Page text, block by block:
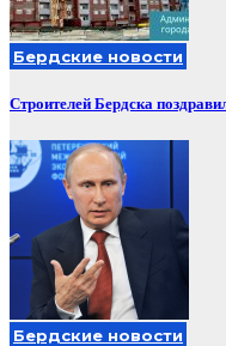
Бердские новости
Строителей Бердска
Бердские новости